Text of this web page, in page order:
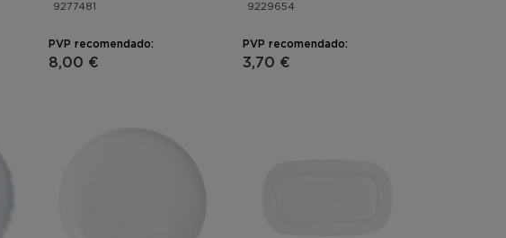
9277481
PVP recomendado:
8,00 €
9229654
PVP recomendado:
3,70 €